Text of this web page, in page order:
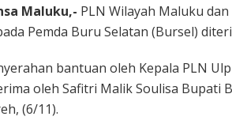
Maluku,- PLN Wilayah Maluku
Pemda Buru Selatan (Bursel)
bantuan oleh Kepala PLN
oleh Safitri Malik Soulisa Bupati
(6/11).